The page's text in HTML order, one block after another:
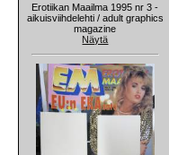
Erotiikan Maailma 1995 nr 3 -
aikuisviihdelehti / adult graphics
magazine
Näytä